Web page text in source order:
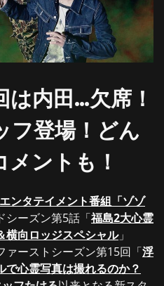
内田…欠席！
フ登場！どん
ントも！
ンタテイメント番組「ゾゾ
シーズン第5話「福島2大心霊
横向ロッジスペシャル」
ァーストシーズン第15回「浮
心霊写真は撮れるのか？